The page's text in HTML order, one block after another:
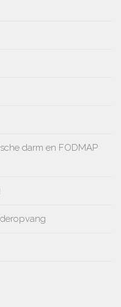
darm en FODMAP